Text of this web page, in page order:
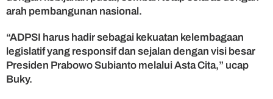
arah pembangunan nasional.
“ADPSI harus hadir sebagai kekuatan kelembagaan
legislatif yang responsif dan sejalan dengan visi besar
Presiden Prabowo Subianto melalui Asta Cita,” ucap
Buky.